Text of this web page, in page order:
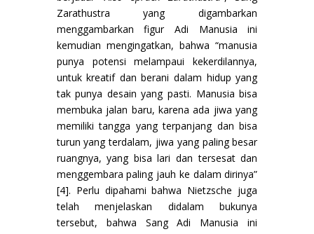
Zarathustra yang digambarkan
menggambarkan figur Adi Manusia ini
kemudian mengingatkan, bahwa “manusia
punya potensi melampaui kekerdilannya,
untuk kreatif dan berani dalam hidup yang
tak punya desain yang pasti. Manusia bisa
membuka jalan baru, karena ada jiwa yang
memiliki tangga yang terpanjang dan bisa
turun yang terdalam, jiwa yang paling besar
ruangnya, yang bisa lari dan tersesat dan
menggembara paling jauh ke dalam dirinya”
[4]. Perlu dipahami bahwa Nietzsche juga
telah menjelaskan didalam bukunya
tersebut, bahwa Sang Adi Manusia ini